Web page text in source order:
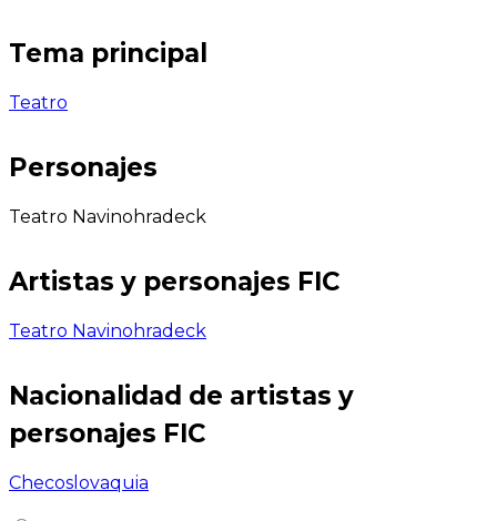
Tema principal
Teatro
Personajes
Teatro Navinohradeck
Artistas y personajes FIC
Teatro Navinohradeck
Nacionalidad de artistas y
personajes FIC
Checoslovaquia